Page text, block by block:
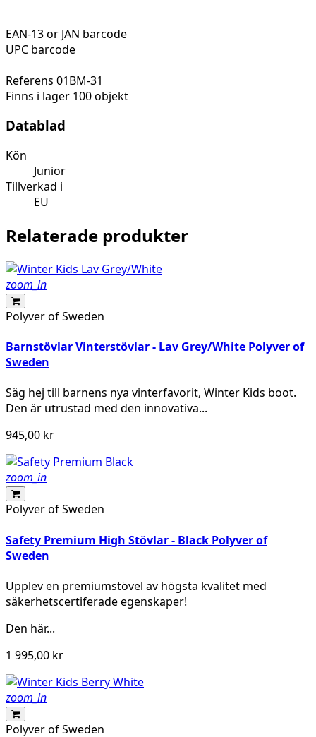
EAN-13 or JAN barcode
UPC barcode
Referens 01BM-31
Finns i lager 100 objekt
Datablad
Kön
Junior
Tillverkad i
EU
Relaterade produkter
zoom_in
Polyver of Sweden
Barnstövlar Vinterstövlar - Lav Grey/White Polyver of
Sweden
Säg hej till barnens nya vinterfavorit, Winter Kids boot.
Den är utrustad med den innovativa...
945,00 kr
zoom_in
Polyver of Sweden
Safety Premium High Stövlar - Black Polyver of
Sweden
Upplev en premiumstövel av högsta kvalitet med
säkerhetscertiferade egenskaper!
Den här...
1 995,00 kr
zoom_in
Polyver of Sweden